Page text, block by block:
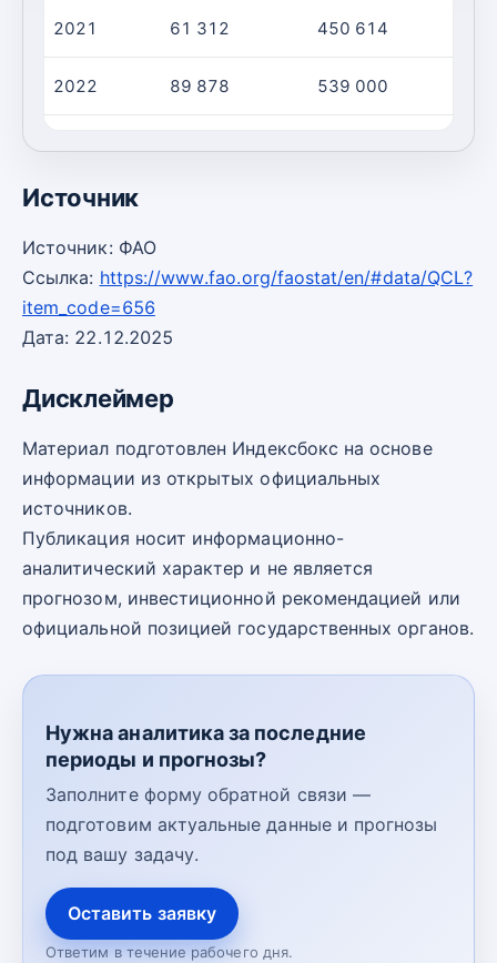
2021 61 312 450 614
2022 89 878 539 000
Источник
Источник: ФАО
Ссылка: https://www.fao.org/faostat/en/#data/QCL?
item_code=656
Дата: 22.12.2025
Дисклеймер
Материал подготовлен Индексбокс на основе
информации из открытых официальных
источников.
Публикация носит информационно-
аналитический характер и не является
прогнозом, инвестиционной рекомендацией или
официальной позицией государственных органов.
Нужна аналитика за последние
периоды и прогнозы?
Заполните форму обратной связи —
подготовим актуальные данные и прогнозы
под вашу задачу.
Оставить заявку
Ответим в течение рабочего дня.